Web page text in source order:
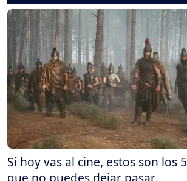
Si hoy vas al cine, estos son los
que no puedes dejar pasar